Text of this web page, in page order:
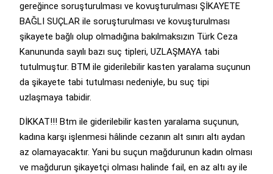
gereğince soruşturulması ve kovuşturulması ŞİKAYETE
BAĞLI SUÇLAR ile soruşturulması ve kovuşturulması
şikayete bağlı olup olmadığına bakılmaksızın Türk Ceza
Kanununda sayılı bazı suç tipleri, UZLAŞMAYA tabi
tutulmuştur. BTM ile giderilebilir kasten yaralama suçunun
da şikayete tabi tutulması nedeniyle, bu suç tipi
uzlaşmaya tabidir.
DİKKAT!!! Btm ile giderilebilir kasten yaralama suçunun,
kadına karşı işlenmesi hâlinde cezanın alt sınırı altı aydan
az olamayacaktır. Yani bu suçun mağdurunun kadın olması
ve mağdurun şikayetçi olması halinde fail, en az altı ay ile